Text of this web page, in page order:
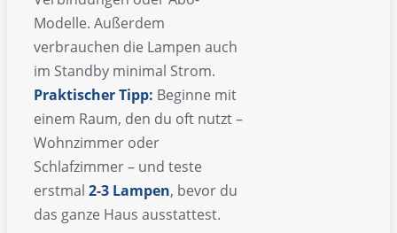
Modelle. Außerdem
verbrauchen die Lampen auch
im Standby minimal Strom.
Praktischer Tipp: Beginne mit
einem Raum, den du oft nutzt –
Wohnzimmer oder
Schlafzimmer – und teste
erstmal 2-3 Lampen, bevor du
das ganze Haus ausstattest.